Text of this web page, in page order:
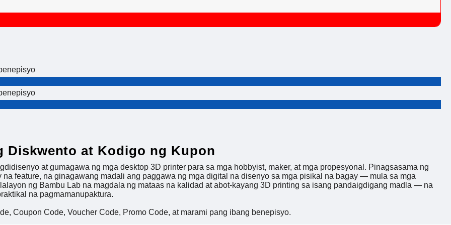
Diskwento at Kodigo ng Kupon
at gumagawa ng mga desktop 3D printer para sa mga hobbyist, maker, at mga propesyonal. Pinagsasama ng
feature, na ginagawang madali ang paggawa ng mga digital na disenyo sa mga pisikal na bagay — mula sa mga
ng Bambu Lab na magdala ng mataas na kalidad at abot-kayang 3D printing sa isang pandaigdigang madla — na
na pagmamanupaktura.
Coupon Code, Voucher Code, Promo Code, at marami pang ibang benepisyo.